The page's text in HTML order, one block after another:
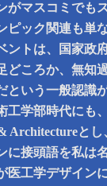
がマスコミでも
ピック関連も単
ントは、国家政
どころか、無知
という一般認識
工学部時代にも
Architectureとし
に接頭語を私は
医工学デザイン